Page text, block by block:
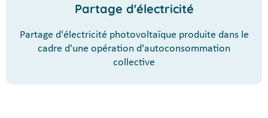
Partage d'électricité
Partage d'électricité photovoltaïque produite dans le
cadre d'une opération d'autoconsommation
collective